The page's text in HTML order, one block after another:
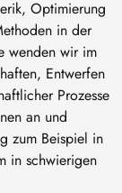
Optimierung
in der
wenden wir im
Entwerfen
Prozesse
an und
zum Beispiel in
in schwierigen